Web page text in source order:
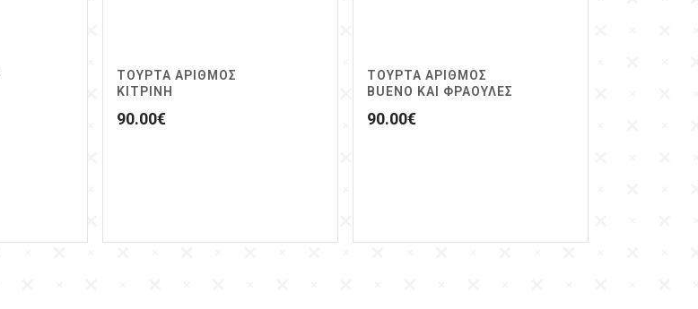
ΤΟΥΡΤΑ ΑΡΙΘΜΟΣ
ΚΙΤΡΙΝΗ
90.00€
ΤΟΥΡΤΑ ΑΡΙΘΜΟΣ
BUENO ΚΑΙ ΦΡΑΟΥΛΕΣ
90.00€